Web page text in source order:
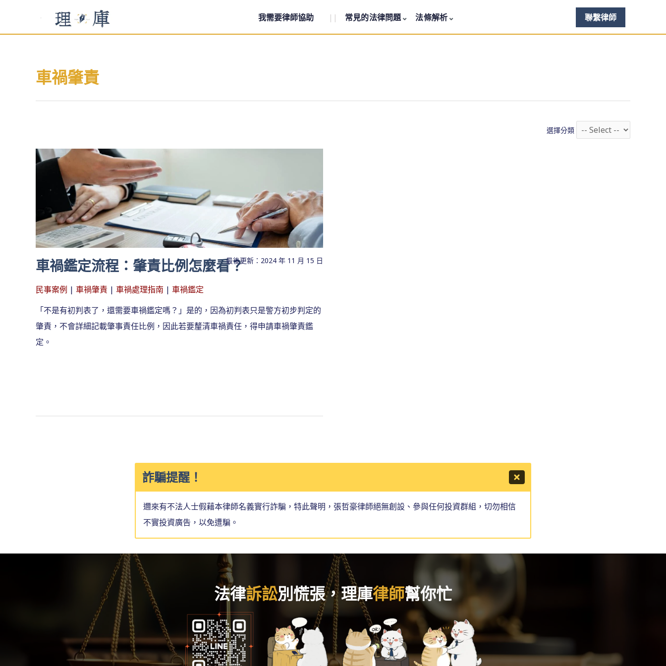
我需要律師協助 || 常見的法律問題 法條解析 聯繫律師
車禍肇責
選擇分類
最後更新：2024 年 11 月 15 日
車禍鑑定流程：肇責比例怎麼看？
民事案例 | 車禍肇責 | 車禍處理指南 | 車禍鑑定
「不是有初判表了，還需要車禍鑑定嗎？」是的，因為初判表只是警方初步判定的
肇責，不會詳細記載肇事責任比例，因此若要釐清車禍責任，得申請車禍肇責鑑
定。
詐騙提醒！
邇來有不法人士假藉本律師名義實行詐騙，特此聲明，張哲豪律師絕無創設、參與任何投資群組，切勿相信
不實投資廣告，以免遭騙。
法律訴訟別慌張，理庫律師幫你忙